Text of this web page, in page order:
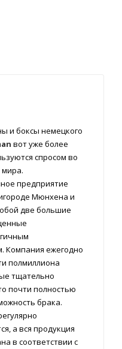
и боксы немецкого
вот уже более
спросом во
мира.
предприятие
Мюнхена и
две большие
Компания ежегодно
полмиллиона
тщательно
почти полностью
брака.
а вся продукция
в соответствии с